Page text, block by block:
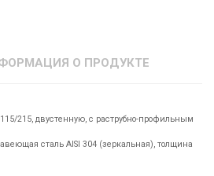
О ПРОДУКТЕ
215, двустенную, с раструбно-профильным
сталь AISI 304 (зеркальная), толщина